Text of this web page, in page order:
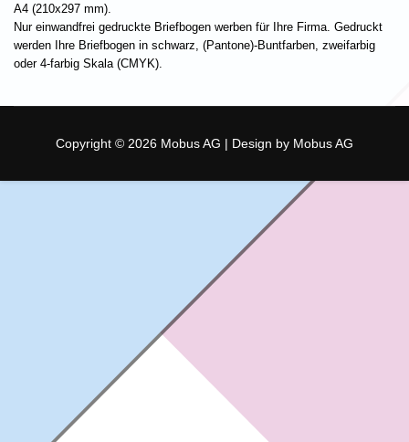
A4 (210x297 mm).
Nur einwandfrei gedruckte Briefbogen werben für Ihre Firma. Gedruckt
werden Ihre Briefbogen in schwarz, (Pantone)-Buntfarben, zweifarbig
oder 4-farbig Skala (CMYK).
Copyright © 2026 Mobus AG | Design by Mobus AG